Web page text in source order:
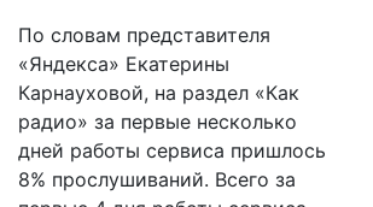
По словам представителя
«Яндекса» Екатерины
Карнауховой, на раздел «Как
радио» за первые несколько
дней работы сервиса пришлось
8% прослушиваний. Всего за